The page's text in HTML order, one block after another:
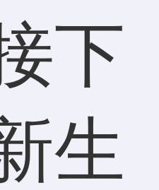
下
生